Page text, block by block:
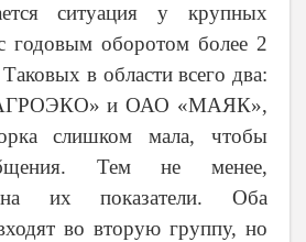
ситуация у крупных
годовым оборотом более 2
в области всего два:
и ОАО «МАЯК»,
слишком мала, чтобы
Тем не менее,
их показатели. Оба
во вторую группу, но